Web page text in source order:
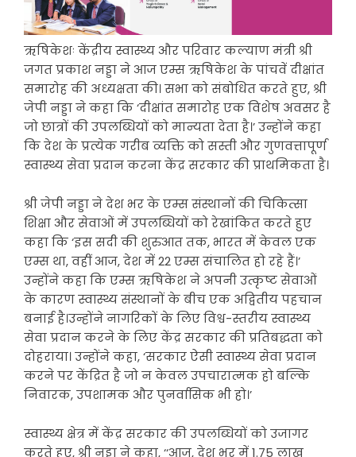
ऋषिकेशः केंद्रीय स्वास्थ्य और परिवार कल्याण मंत्री श्री
जगत प्रकाश नड्डा ने आज एम्स ऋषिकेश के पांचवें दीक्षांत
समारोह की अध्यक्षता की। सभा को संबोधित करते हुए, श्री
जेपी नड्डा ने कहा कि ‘दीक्षांत समारोह एक विशेष अवसर है
जो छात्रों की उपलब्धियों को मान्यता देता है।’ उन्होंने कहा
कि देश के प्रत्येक गरीब व्यक्ति को सस्ती और गुणवत्तापूर्ण
स्वास्थ्य सेवा प्रदान करना केंद्र सरकार की प्राथमिकता है।
श्री जेपी नड्डा ने देश भर के एम्स संस्थानों की चिकित्सा
शिक्षा और सेवाओं में उपलब्धियों को रेखांकित करते हुए
कहा कि ‘इस सदी की शुरुआत तक, भारत में केवल एक
एम्स था, वहीं आज, देश में 22 एम्स संचालित हो रहे हैं।’
उन्होंने कहा कि एम्स ऋषिकेश ने अपनी उत्कृष्ट सेवाओं
के कारण स्वास्थ्य संस्थानों के बीच एक अद्वितीय पहचान
बनाई है।उन्होंने नागरिकों के लिए विश्व-स्तरीय स्वास्थ्य
सेवा प्रदान करने के लिए केंद्र सरकार की प्रतिबद्धता को
दोहराया। उन्होंने कहा, ‘सरकार ऐसी स्वास्थ्य सेवा प्रदान
करने पर केंद्रित है जो न केवल उपचारात्मक हो बल्कि
निवारक, उपशामक और पुनर्वासिक भी हो।’
स्वास्थ्य क्षेत्र में केंद्र सरकार की उपलब्धियों को उजागर
करते हुए, श्री नड्डा ने कहा, ‘‘आज, देश भर में 1.75 लाख